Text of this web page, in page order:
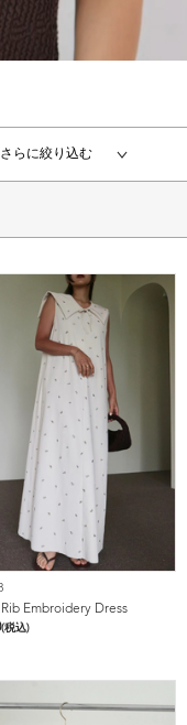
さらに絞り込む
Embroidery Dress
(税込)